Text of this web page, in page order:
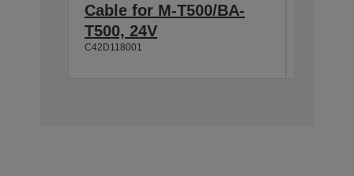
Cable for M-T500/BA-
T500, 24V
C42D118001